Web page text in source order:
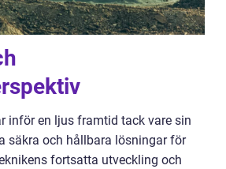
inför en ljus framtid tack vare sin
säkra och hållbara lösningar för
fortsatta utveckling och